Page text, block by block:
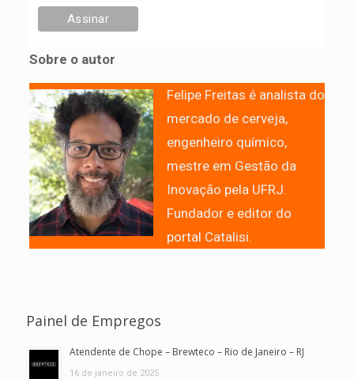
Sobre o autor
Felipe Freitas é analista do
mercado de cerveja,
engenheiro químico,
mestre em Gestão da
Inovação pela UFRJ.
Fundador e editor do
portal Catalisi.
Painel de Empregos
Atendente de Chope – Brewteco – Rio de Janeiro – RJ
16 de janeiro de 2025